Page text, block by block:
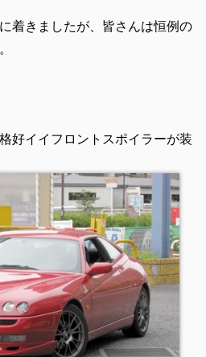
着きましたが、皆さんは恒例の
好イイフロントスポイラーが装